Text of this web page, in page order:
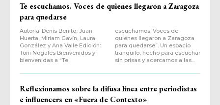
Te escuchamos. Voces de quienes llegaron a Zaragoza
para quedarse
Autoría: Denis Benito, Juan
Huerta, Miriam Gavín, Laura
González y Ana Valle Edición:
Toñi Nogales Bienvenidos y
bienvenidas a “Te
escuchamos. Voces de
quienes llegaron a Zaragoza
para quedarse”. Un espacio
tranquilo, hecho para escuchar
sin prisas y acercarnos a las...
Reflexionamos sobre la difusa línea entre periodistas
e influencers en «Fuera de Contexto»